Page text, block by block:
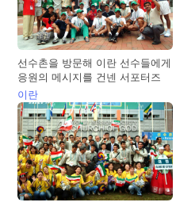
선수촌을 방문해 이란 선수들에게
응원의 메시지를 건넨 서포터즈
이란